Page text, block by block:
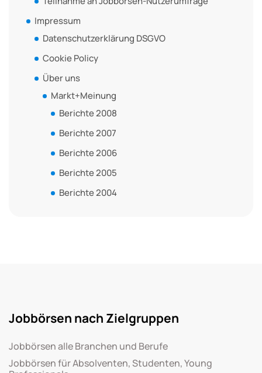
Impressum
Datenschutzerklärung DSGVO
Cookie Policy
Über uns
Markt+Meinung
Berichte 2008
Berichte 2007
Berichte 2006
Berichte 2005
Berichte 2004
Jobbörsen nach Zielgruppen
Jobbörsen alle Branchen und Berufe
Jobbörsen für Absolventen, Studenten, Young